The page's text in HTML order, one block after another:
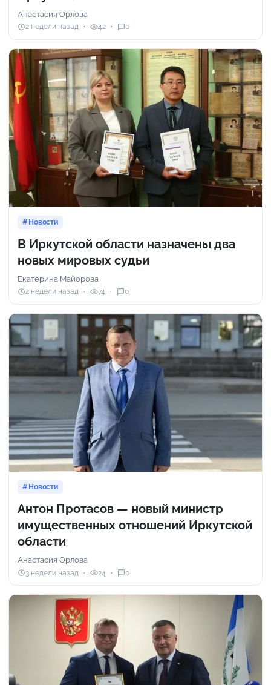
Анастасия Орлова
2 недели назад 42 0
Новости
В Иркутской области назначены два
новых мировых судьи
Екатерина Майорова
2 недели назад 74 0
Новости
Антон Протасов — новый министр
имущественных отношений Иркутской
области
Анастасия Орлова
3 недели назад 24 0